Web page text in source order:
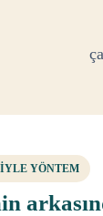
YÖNTEM